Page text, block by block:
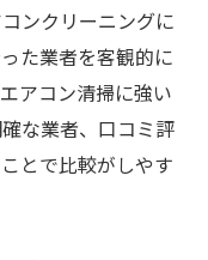
ンクリーニングに
た業者を客観的に
アコン清掃に強い
な業者、口コミ評
とで比較がしやす